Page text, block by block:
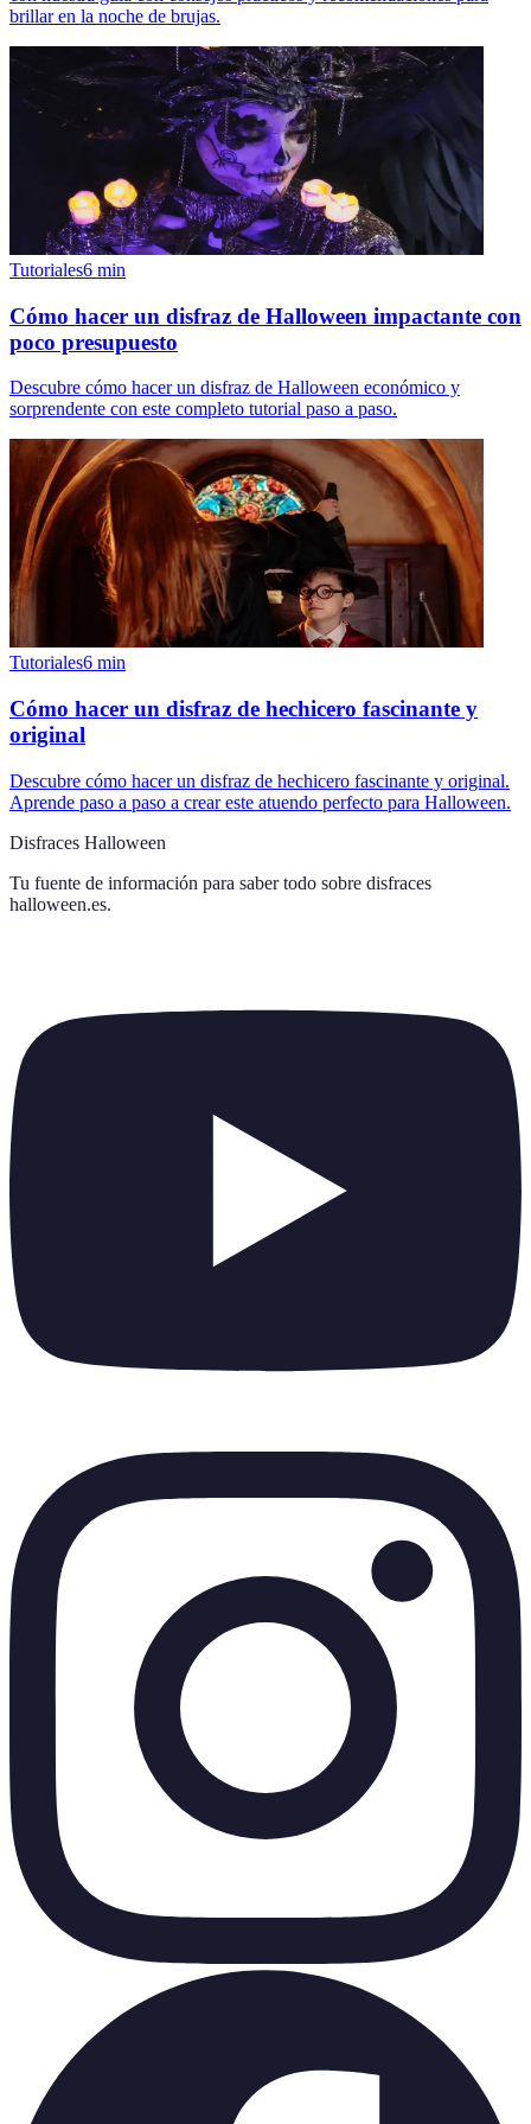
brillar en la noche de brujas.
Tutoriales6 min
Cómo hacer un disfraz de Halloween impactante con
poco presupuesto
Descubre cómo hacer un disfraz de Halloween económico y
sorprendente con este completo tutorial paso a paso.
Tutoriales6 min
Cómo hacer un disfraz de hechicero fascinante y
original
Descubre cómo hacer un disfraz de hechicero fascinante y original.
Aprende paso a paso a crear este atuendo perfecto para Halloween.
Disfraces Halloween
Tu fuente de información para saber todo sobre disfraces
halloween.es.